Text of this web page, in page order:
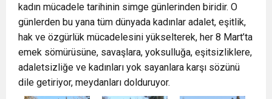
kadın mücadele tarihinin simge günlerinden biridir. O
günlerden bu yana tüm dünyada kadınlar adalet, eşitlik,
hak ve özgürlük mücadelesini yükselterek, her 8 Mart’ta
emek sömürüsüne, savaşlara, yoksulluğa, eşitsizliklere,
adaletsizliğe ve kadınları yok sayanlara karşı sözünü
dile getiriyor, meydanları dolduruyor.